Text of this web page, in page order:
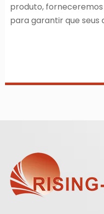
produto,
para garantir que seus